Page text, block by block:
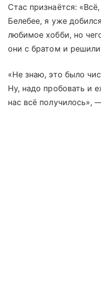
Стас признаётся:
Белебее, я уже
любимое хобби, но
они с братом и
«Не знаю, это было
Ну, надо пробовать и
нас всё получилось»,